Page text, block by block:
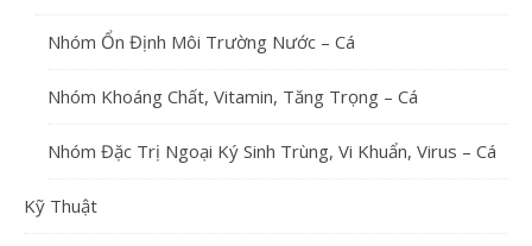
Nhóm Ổn Định Môi Trường Nước – Cá
Nhóm Khoáng Chất, Vitamin, Tăng Trọng – Cá
Nhóm Đặc Trị Ngoại Ký Sinh Trùng, Vi Khuẩn, Virus – Cá
Kỹ Thuật